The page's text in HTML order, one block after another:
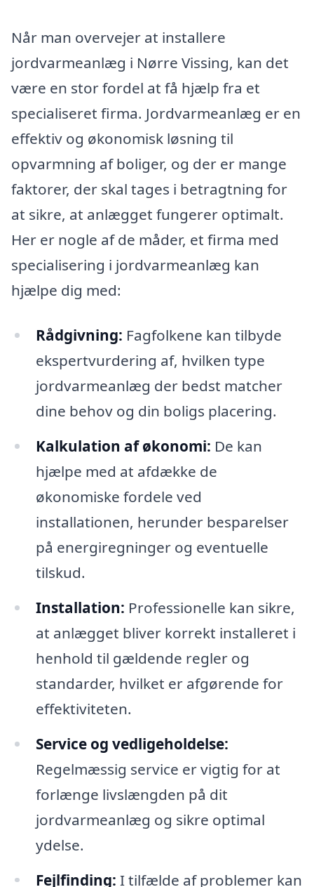
Når man overvejer at installere
jordvarmeanlæg i Nørre Vissing, kan det
være en stor fordel at få hjælp fra et
specialiseret firma. Jordvarmeanlæg er en
effektiv og økonomisk løsning til
opvarmning af boliger, og der er mange
faktorer, der skal tages i betragtning for
at sikre, at anlægget fungerer optimalt.
Her er nogle af de måder, et firma med
specialisering i jordvarmeanlæg kan
hjælpe dig med:
Rådgivning: Fagfolkene kan tilbyde
ekspertvurdering af, hvilken type
jordvarmeanlæg der bedst matcher
dine behov og din boligs placering.
Kalkulation af økonomi: De kan
hjælpe med at afdække de
økonomiske fordele ved
installationen, herunder besparelser
på energiregninger og eventuelle
tilskud.
Installation: Professionelle kan sikre,
at anlægget bliver korrekt installeret i
henhold til gældende regler og
standarder, hvilket er afgørende for
effektiviteten.
Service og vedligeholdelse:
Regelmæssig service er vigtig for at
forlænge livslængden på dit
jordvarmeanlæg og sikre optimal
ydelse.
Fejlfinding: I tilfælde af problemer kan